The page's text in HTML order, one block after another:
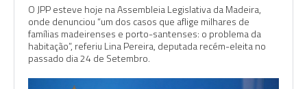
O JPP esteve hoje na Assembleia Legislativa da Madeira,
onde denunciou “um dos casos que aflige milhares de
famílias madeirenses e porto-santenses: o problema da
habitação”, referiu Lina Pereira, deputada recém-eleita no
passado dia 24 de Setembro.